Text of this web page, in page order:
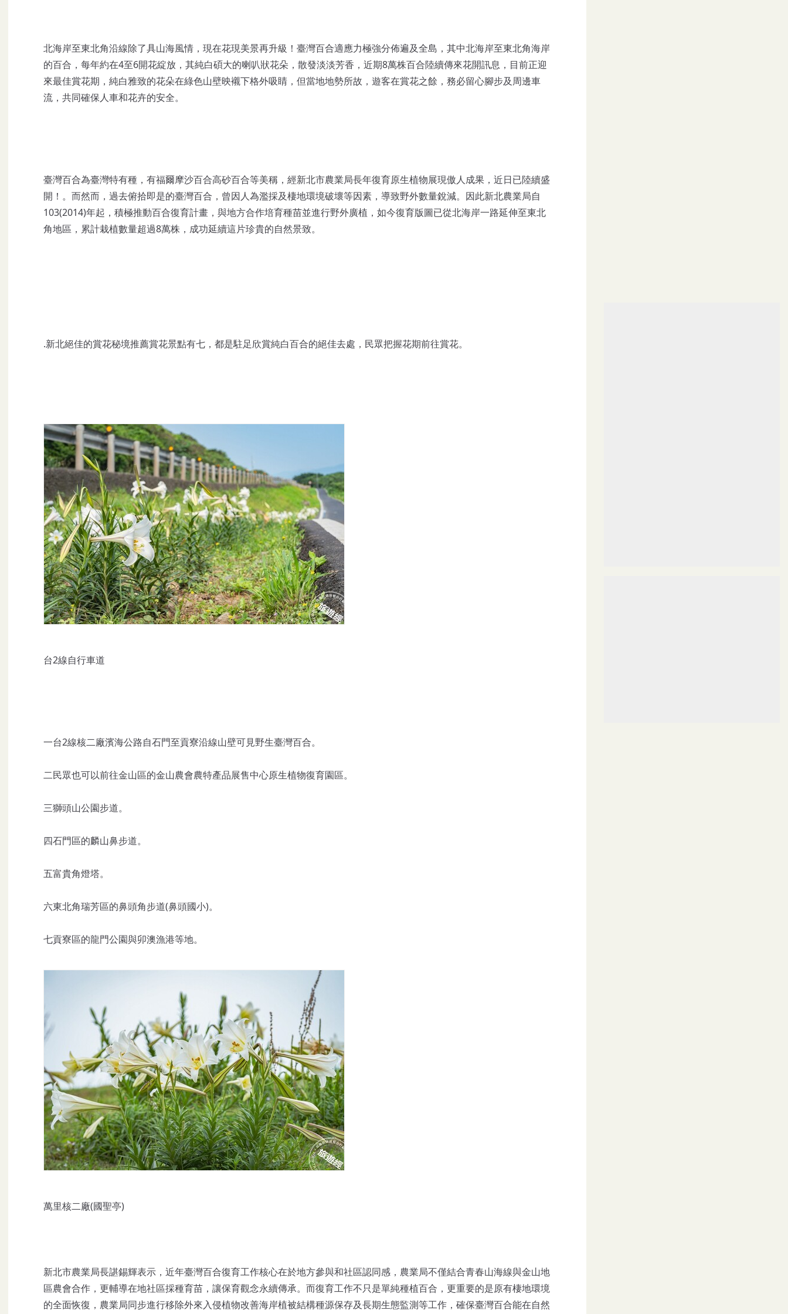
北海岸至東北角沿線除了具山海風情，現在花現美景再升級！臺灣百合適應力極強分佈遍及全島，其中北海岸至東北角海岸
的百合，每年約在4至6開花綻放，其純白碩大的喇叭狀花朵，散發淡淡芳香，近期8萬株百合陸續傳來花開訊息，目前正迎
來最佳賞花期，純白雅致的花朵在綠色山壁映襯下格外吸睛，但當地地勢所故，遊客在賞花之餘，務必留心腳步及周邊車
流，共同確保人車和花卉的安全。
臺灣百合為臺灣特有種，有福爾摩沙百合高砂百合等美稱，經新北市農業局長年復育原生植物展現傲人成果，近日已陸續盛
開！。而然而，過去俯拾即是的臺灣百合，曾因人為濫採及棲地環境破壞等因素，導致野外數量銳減。因此新北農業局自
103(2014)年起，積極推動百合復育計畫，與地方合作培育種苗並進行野外廣植，如今復育版圖已從北海岸一路延伸至東北
角地區，累計栽植數量超過8萬株，成功延續這片珍貴的自然景致。
.新北絕佳的賞花秘境推薦賞花景點有七，都是駐足欣賞純白百合的絕佳去處，民眾把握花期前往賞花。
台2線自行車道
一台2線核二廠濱海公路自石門至貢寮沿線山壁可見野生臺灣百合。
二民眾也可以前往金山區的金山農會農特產品展售中心原生植物復育園區。
三獅頭山公園步道。
四石門區的麟山鼻步道。
五富貴角燈塔。
六東北角瑞芳區的鼻頭角步道(鼻頭國小)。
七貢寮區的龍門公園與卯澳漁港等地。
萬里核二廠(國聖亭)
新北市農業局長諶錫輝表示，近年臺灣百合復育工作核心在於地方參與和社區認同感，農業局不僅結合青春山海線與金山地
區農會合作，更輔導在地社區採種育苗，讓保育觀念永續傳承。而復育工作不只是單純種植百合，更重要的是原有棲地環境
的全面恢復，農業局同步進行移除外來入侵植物改善海岸植被結構種源保存及長期生態監測等工作，確保臺灣百合能在自然